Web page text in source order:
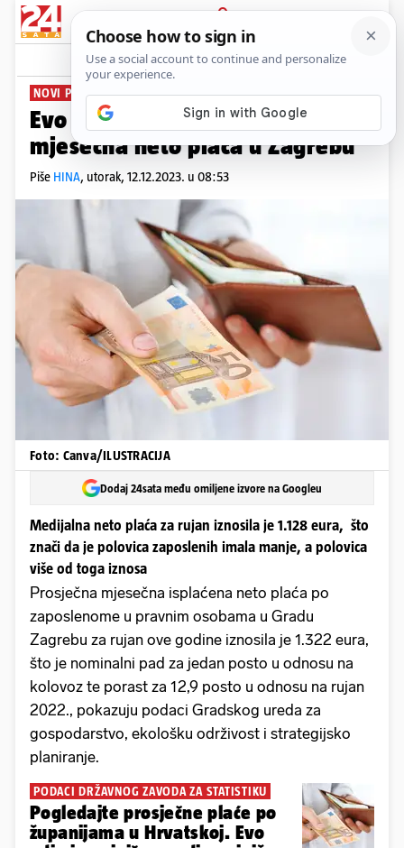
PRIJAVA
News Komentari
NOVI PODACI
Evo koliko iznosi prosječna
mjesečna neto plaća u Zagrebu
Piše HINA, utorak, 12.12.2023. u 08:53
Foto: Canva/ILUSTRACIJA
Dodaj 24sata među omiljene izvore na Googleu
Medijalna neto plaća za rujan iznosila je 1.128 eura, što
znači da je polovica zaposlenih imala manje, a polovica
više od toga iznosa
Prosječna mjesečna isplaćena neto plaća po
zaposlenome u pravnim osobama u Gradu
Zagrebu za rujan ove godine iznosila je 1.322 eura,
što je nominalni pad za jedan posto u odnosu na
kolovoz te porast za 12,9 posto u odnosu na rujan
2022., pokazuju podaci Gradskog ureda za
gospodarstvo, ekološku održivost i strategijsko
planiranje.
PODACI DRŽAVNOG ZAVODA ZA STATISTIKU
Pogledajte prosječne plaće po
županijama u Hrvatskoj. Evo